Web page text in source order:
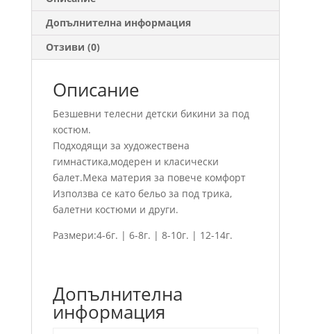
Допълнителна информация
Отзиви (0)
Описание
Безшевни телесни детски бикини за под
костюм.
Подходящи за художествена
гимнастика,модерен и класически
балет.Мека материя за повече комфорт
Използва се като бельо за под трика,
балетни костюми и други.
Размери:4-6г. | 6-8г. | 8-10г. | 12-14г.
Допълнителна
информация